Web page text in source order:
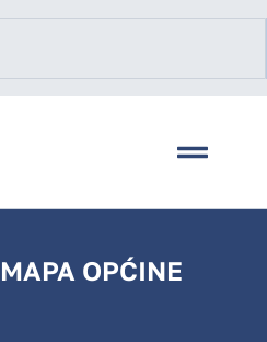
OPĆINE